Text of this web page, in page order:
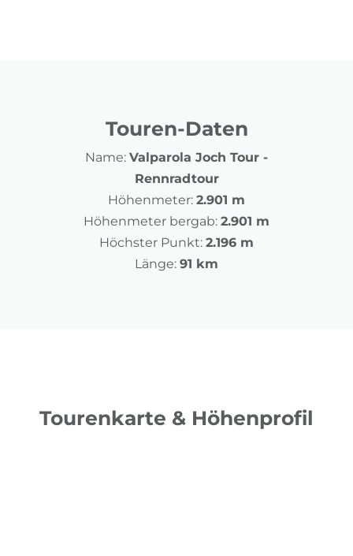
Touren-Daten
Name: Valparola Joch Tour -
Rennradtour
Höhenmeter: 2.901 m
Höhenmeter bergab: 2.901 m
Höchster Punkt: 2.196 m
Länge: 91 km
Tourenkarte & Höhenprofil